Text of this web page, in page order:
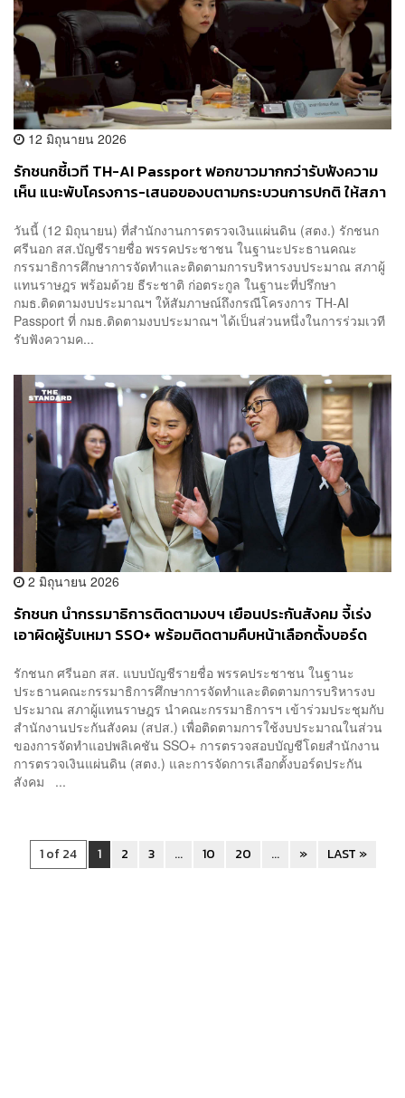
12 มิถุนายน 2026
รักชนกชี้เวที TH-AI Passport ฟอกขาวมากกว่ารับฟังความ
เห็น แนะพับโครงการ-เสนอของบตามกระบวนการปกติ ให้สภา
วันนี้ (12 มิถุนายน) ที่สำนักงานการตรวจเงินแผ่นดิน (สตง.) รักชนก
ศรีนอก สส.บัญชีรายชื่อ พรรคประชาชน ในฐานะประธานคณะ
กรรมาธิการศึกษาการจัดทำและติดตามการบริหารงบประมาณ สภาผู้
แทนราษฎร พร้อมด้วย ธีระชาติ ก่อตระกูล ในฐานะที่ปรึกษา
กมธ.ติดตามงบประมาณฯ ให้สัมภาษณ์ถึงกรณีโครงการ TH-AI
Passport ที่ กมธ.ติดตามงบประมาณฯ ได้เป็นส่วนหนึ่งในการร่วมเวที
รับฟังความค...
2 มิถุนายน 2026
รักชนก นำกรรมาธิการติดตามงบฯ เยือนประกันสังคม จี้เร่ง
เอาผิดผู้รับเหมา SSO+ พร้อมติดตามคืบหน้าเลือกตั้งบอร์ด
รักชนก ศรีนอก สส. แบบบัญชีรายชื่อ พรรคประชาชน ในฐานะ
ประธานคณะกรรมาธิการศึกษาการจัดทำและติดตามการบริหารงบ
ประมาณ สภาผู้แทนราษฎร นำคณะกรรมาธิการฯ เข้าร่วมประชุมกับ
สำนักงานประกันสังคม (สปส.) เพื่อติดตามการใช้งบประมาณในส่วน
ของการจัดทำแอปพลิเคชัน SSO+ การตรวจสอบบัญชีโดยสำนักงาน
การตรวจเงินแผ่นดิน (สตง.) และการจัดการเลือกตั้งบอร์ดประกัน
สังคม ...
1 of 24 1 2 3 ... 10 20 ... » LAST »